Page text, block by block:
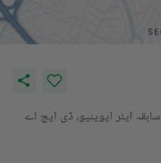
ائیر ایوینیو ۔ بلاک آر، ڈی ایچ اے فیز 8 سابقہ ایئر ایوینیو، ڈی ایچ اے